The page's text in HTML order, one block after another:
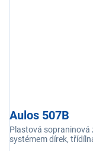
Aulos 507B
Plastová sopraninová
systémem dírek,